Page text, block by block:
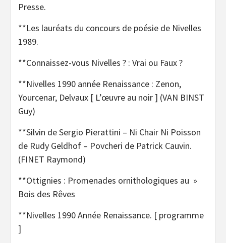
Presse.
**Les lauréats du concours de poésie de Nivelles
1989.
**Connaissez-vous Nivelles ? : Vrai ou Faux ?
**Nivelles 1990 année Renaissance : Zenon,
Yourcenar, Delvaux [ L’œuvre au noir ] (VAN BINST
Guy)
**Silvin de Sergio Pierattini – Ni Chair Ni Poisson
de Rudy Geldhof – Povcheri de Patrick Cauvin.
(FINET Raymond)
**Ottignies : Promenades ornithologiques au »
Bois des Rêves
**Nivelles 1990 Année Renaissance. [ programme
]